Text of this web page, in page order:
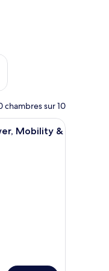
prochain août 21 -
chambres sur 10
encadré au mur.
avec un grand lit,
Mobility &